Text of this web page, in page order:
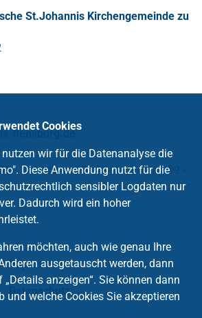
St.Johannis Kirchengemeinde zu
flensburg.de
- 12 Uhr und 13 - 16 Uhr, Freitag 09 -
Impressum
Datenschutz
Cookies
wir für die Datenanalyse die
Diese Anwendung nutzt für die
sensibler Logdaten nur
Dadurch wird ein hoher
möchten, auch wie genau Ihre
ausgetauscht werden, dann
anzeigen“. Sie können dann
und welche Cookies Sie akzeptieren